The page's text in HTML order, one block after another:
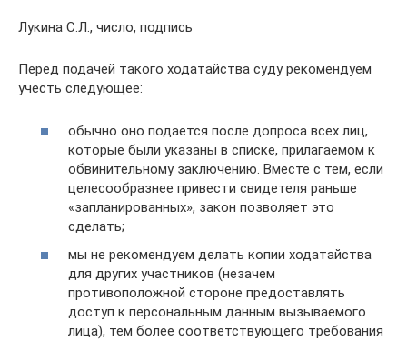
Лукина С.Л., число, подпись
Перед подачей такого ходатайства суду рекомендуем
учесть следующее:
обычно оно подается после допроса всех лиц,
которые были указаны в списке, прилагаемом к
обвинительному заключению. Вместе с тем, если
целесообразнее привести свидетеля раньше
«запланированных», закон позволяет это
сделать;
мы не рекомендуем делать копии ходатайства
для других участников (незачем
противоположной стороне предоставлять
доступ к персональным данным вызываемого
лица), тем более соответствующего требования